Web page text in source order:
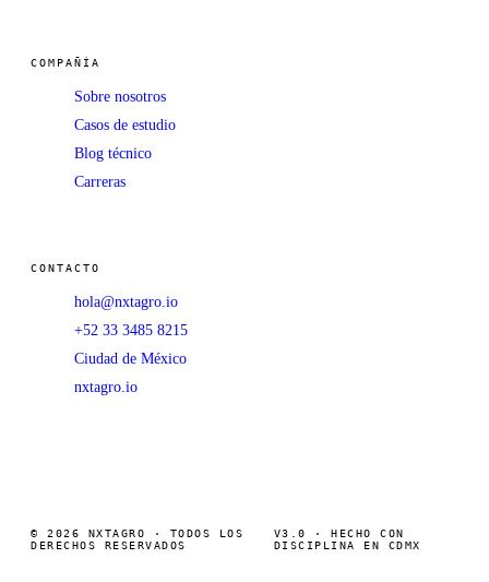
COMPAÑÍA
Sobre nosotros
Casos de estudio
Blog técnico
Carreras
CONTACTO
hola@nxtagro.io
+52 33 3485 8215
Ciudad de México
nxtagro.io
© 2026 NXTAGRO · TODOS LOS
DERECHOS RESERVADOS
V3.0 · HECHO CON
DISCIPLINA EN CDMX